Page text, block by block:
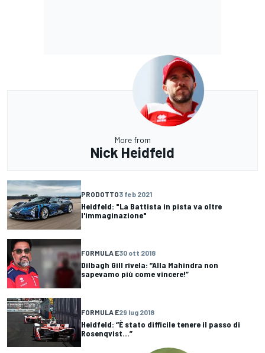
More from
Nick Heidfeld
PRODOTTO3 feb 2021
Heidfeld: "La Battista in pista va oltre
l'immaginazione"
FORMULA E30 ott 2018
Dilbagh Gill rivela: “Alla Mahindra non
sapevamo più come vincere!”
FORMULA E29 lug 2018
Heidfeld: “È stato difficile tenere il passo di
Rosenqvist...”